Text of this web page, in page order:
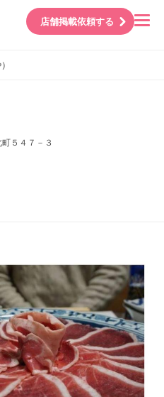
店舗掲載依頼する
５４７－３